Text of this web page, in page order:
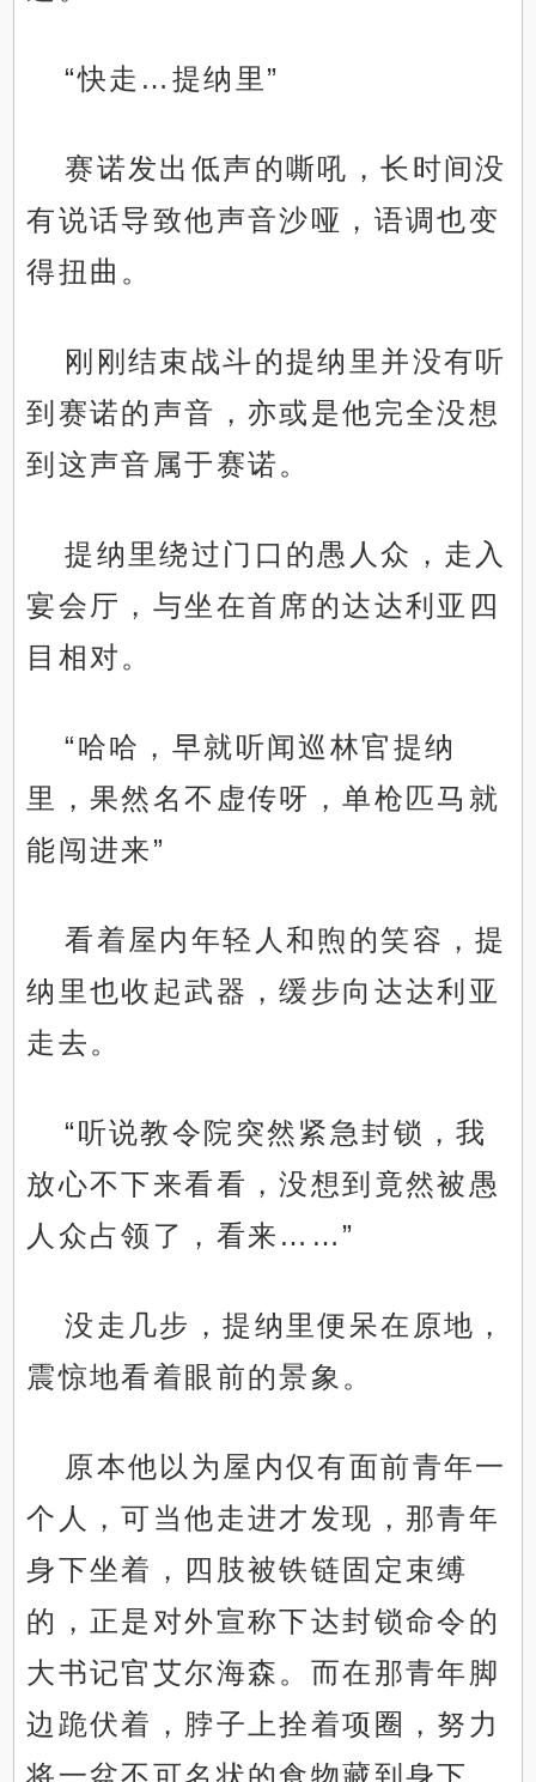
“快走…提纳里”
赛诺发出低声的嘶吼，长时间没
有说话导致他声音沙哑，语调也变
得扭曲。
刚刚结束战斗的提纳里并没有听
到赛诺的声音，亦或是他完全没想
到这声音属于赛诺。
提纳里绕过门口的愚人众，走入
宴会厅，与坐在首席的达达利亚四
目相对。
“哈哈，早就听闻巡林官提纳
里，果然名不虚传呀，单枪匹马就
能闯进来”
看着屋内年轻人和煦的笑容，提
纳里也收起武器，缓步向达达利亚
走去。
“听说教令院突然紧急封锁，我
放心不下来看看，没想到竟然被愚
人众占领了，看来……”
没走几步，提纳里便呆在原地，
震惊地看着眼前的景象。
原本他以为屋内仅有面前青年一
个人，可当他走进才发现，那青年
身下坐着，四肢被铁链固定束缚
的，正是对外宣称下达封锁命令的
大书记官艾尔海森。而在那青年脚
边跪伏着，脖子上拴着项圈，努力
将一盆不可名状的食物藏到身下